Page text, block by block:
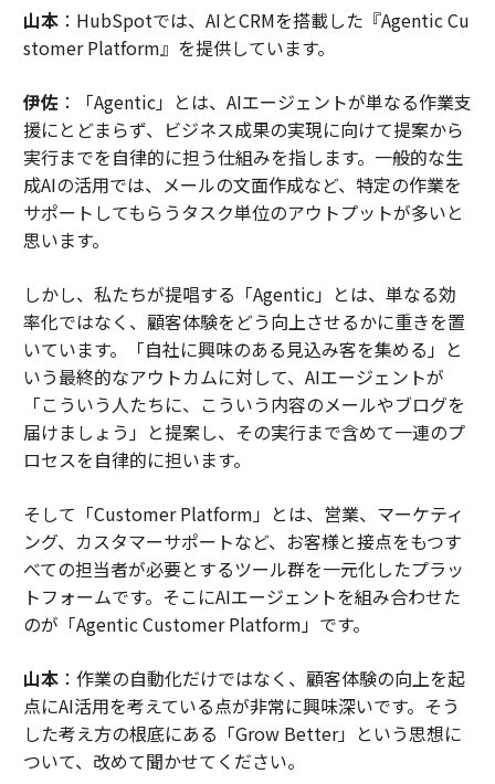
山本：HubSpotでは、AIとCRMを搭載した『Agentic Cu
stomer Platform』を提供しています。
伊佐：「Agentic」とは、AIエージェントが単なる作業支
援にとどまらず、ビジネス成果の実現に向けて提案から
実行までを自律的に担う仕組みを指します。一般的な生
成AIの活用では、メールの文面作成など、特定の作業を
サポートしてもらうタスク単位のアウトプットが多いと
思います。
しかし、私たちが提唱する「Agentic」とは、単なる効
率化ではなく、顧客体験をどう向上させるかに重きを置
いています。「自社に興味のある見込み客を集める」と
いう最終的なアウトカムに対して、AIエージェントが
「こういう人たちに、こういう内容のメールやブログを
届けましょう」と提案し、その実行まで含めて一連のプ
ロセスを自律的に担います。
そして「Customer Platform」とは、営業、マーケティ
ング、カスタマーサポートなど、お客様と接点をもつす
べての担当者が必要とするツール群を一元化したプラッ
トフォームです。そこにAIエージェントを組み合わせた
のが「Agentic Customer Platform」です。
山本：作業の自動化だけではなく、顧客体験の向上を起
点にAI活用を考えている点が非常に興味深いです。そう
した考え方の根底にある「Grow Better」という思想に
ついて、改めて聞かせてください。